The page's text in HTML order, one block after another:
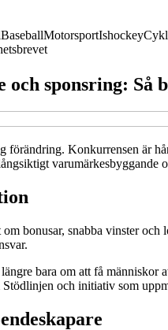
BaseballMotorsportIshockey
och sponsring: Så
förändring. Konkurrensen är
varumärkesbyggande
bonusar, snabba vinster
bara om att få människor
Stödlinjen och initiativ som